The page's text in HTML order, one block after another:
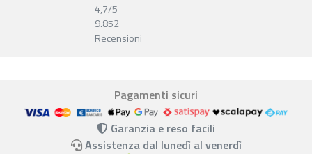
4,7/5
9.852
Recensioni
Pagamenti sicuri
Garanzia e reso facili
Assistenza dal lunedì al venerdì